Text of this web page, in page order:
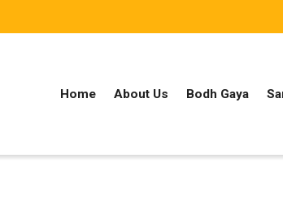
Home About Us Bodh Gaya